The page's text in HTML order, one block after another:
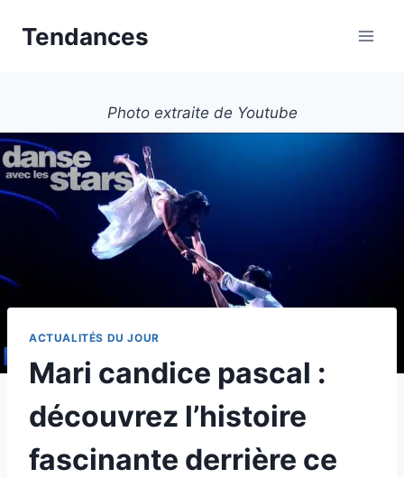
Tendances
Photo extraite de Youtube
ACTUALITÉS DU JOUR
Mari candice pascal :
découvrez l’histoire
fascinante derrière ce